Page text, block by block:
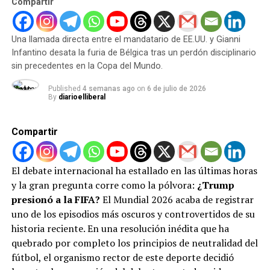
Venezuela oficializada como sede del Panamericano de
Pádel
la emblemática Trump Tower en Nueva York.
Cambios estratégicos de sedes:La repentina
decisión de mover el sorteo del Mundial desde
Las Vegas hacia el Centro Kennedy, un recinto bajo
la administración de aliados políticos del
expresidente.
Intervención directa en el juego:
habría logrado revertir la suspensión del delantero
estadounidense Folarin Balogun en pleno torneo.
Galardones a la medida:La misteriosa creación
de un inédito «Premio de la Paz» por parte de la
FIFA, diseñado exclusivamente para ser entregado
a Trump.
Para garantizar que no se altere la evidencia, el
Congreso exigió la preservación inmediata de todas las
conversaciones, llamadas y registros digitales,
Una llamada directa entre el mandatario de EE.UU. y Gianni
Infantino desata la furia de Bélgica tras un perdón disciplinario
sin precedentes en la Copa del Mundo.
Published 4 semanas ago on 6 de julio de 2026
By diarioelliberal
Compartir
El debate internacional ha estallado en las últimas horas
y la gran pregunta corre como la pólvora: ¿Trump
presionó a la FIFA? El Mundial 2026 acaba de registrar
uno de los episodios más oscuros y controvertidos de su
historia reciente. En una resolución inédita que ha
quebrado por completo los principios de neutralidad del
fútbol, el organismo rector de este deporte decidió